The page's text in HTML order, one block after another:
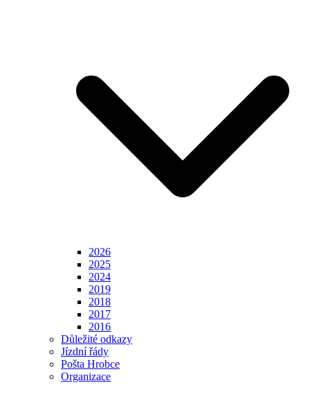
2026
2025
2024
2019
2018
2017
2016
Důležité odkazy
Jízdní řády
Pošta Hrobce
Organizace